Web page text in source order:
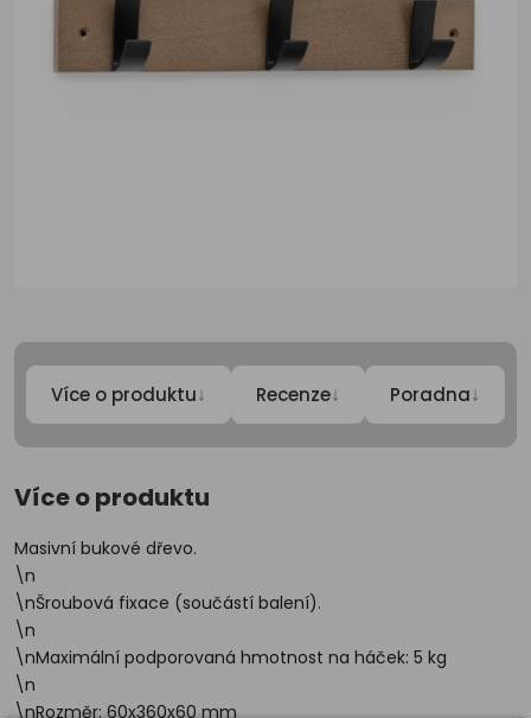
Více o produktu↓ Recenze↓ Poradna↓
Více o produktu
Masivní bukové dřevo.
\n
\nŠroubová fixace (součástí balení).
\n
\nMaximální podporovaná hmotnost na háček: 5 kg
\n
\nRozměr: 60x360x60 mm